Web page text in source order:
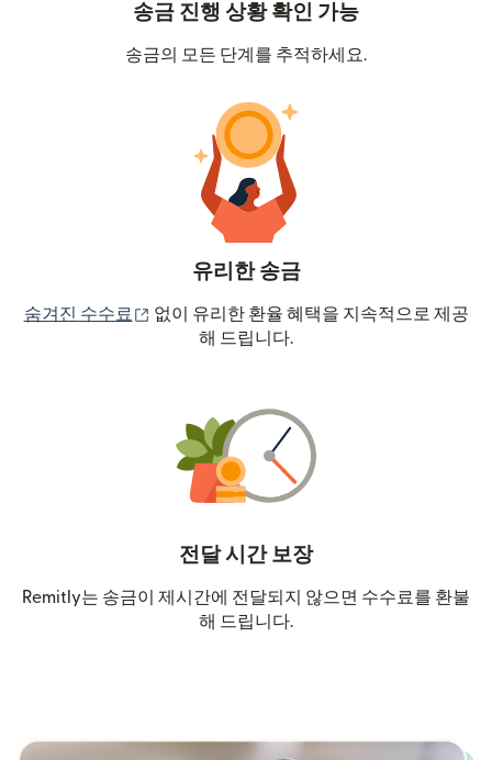
송금 진행 상황 확인 가능
송금의 모든 단계를 추적하세요.
유리한 송금
숨겨진 수수료 (새 창에서 열림)
없이 유리한 환율 혜택을 지속적으로 제공
해 드립니다.
전달 시간 보장
Remitly는 송금이 제시간에 전달되지 않으면 수수료를 환불
해 드립니다.